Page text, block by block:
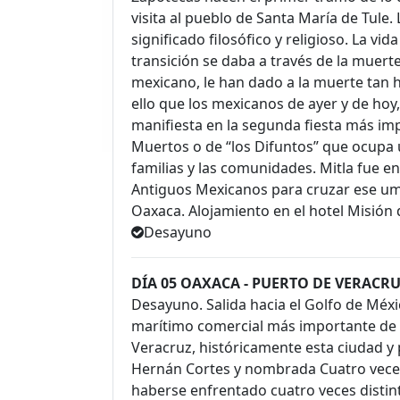
visita al pueblo de Santa María de
significado filosófico y religioso. La
transición se daba a través de la
mexicano, le han dado a la muerte
ello que los mexicanos de ayer y de
manifiesta en la segunda fiesta más
Muertos o de “los Difuntos” que
familias y las comunidades. Mitla fue
Antiguos Mexicanos para cruzar ese
Oaxaca. Alojamiento en el hotel Misión
Desayuno
DÍA 05 OAXACA - PUERTO DE
Desayuno. Salida hacia el Golfo de
marítimo comercial más importante
Veracruz, históricamente esta ciudad
Hernán Cortes y nombrada Cuatro
haberse enfrentado cuatro veces